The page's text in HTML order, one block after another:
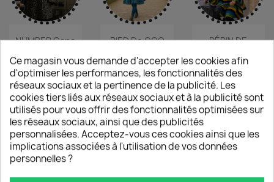
NUMBER Cape
108,00 €
PIED De COQ
Cape...
108,00 €
PÉPIN DE
Pour...
108,00 €
NOUVEAU NOUVEAU NOUVEAU
Ce magasin vous demande d'accepter les cookies afin
d'optimiser les performances, les fonctionnalités des
réseaux sociaux et la pertinence de la publicité. Les
cookies tiers liés aux réseaux sociaux et à la publicité sont
utilisés pour vous offrir des fonctionnalités optimisées sur
les réseaux sociaux, ainsi que des publicités
personnalisées. Acceptez-vous ces cookies ainsi que les
implications associées à l'utilisation de vos données
personnelles ?